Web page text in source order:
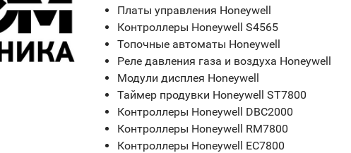
Платы управления Honeywell
Контроллеры Honeywell S4565
Топочные автоматы Honeywell
Реле давления газа и воздуха Honeywell
Модули дисплея Honeywell
Таймер продувки Honeywell ST7800
Контроллеры Honeywell DBC2000
Контроллеры Honeywell RM7800
Контроллеры Honeywell EC7800